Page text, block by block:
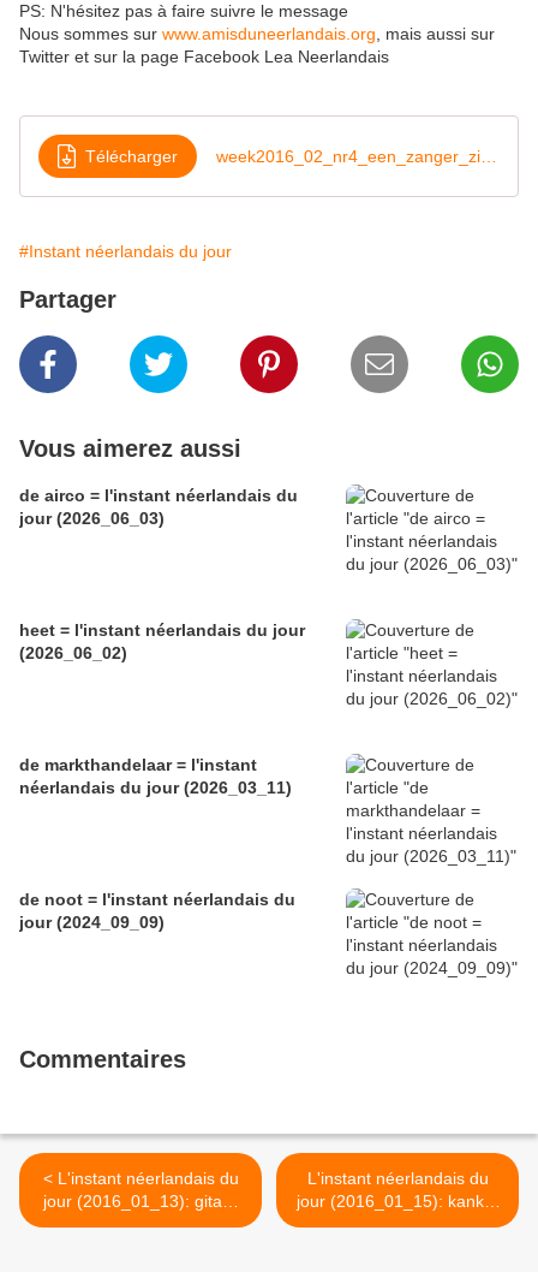
PS: N'hésitez pas à faire suivre le message
Nous sommes sur www.amisduneerlandais.org , mais aussi sur
Twitter et sur la page Facebook Lea Neerlandais
Télécharger
#Instant néerlandais du jour
Partager
Vous aimerez aussi
de airco = l'instant néerlandais du
jour (2026_06_03)
heet = l'instant néerlandais du jour
(2026_06_02)
de markthandelaar = l'instant
néerlandais du jour (2026_03_11)
de noot = l'instant néerlandais du
jour (2024_09_09)
Commentaires
< L'instant néerlandais du
jour (2016_01_13): gitaar
spelen
L'instant néerlandais du
jour (2016_01_15): kanker
is vreselijk >